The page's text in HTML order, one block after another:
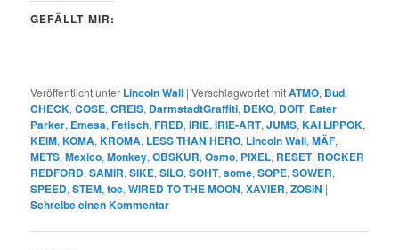
GEFÄLLT MIR:
Veröffentlicht unter Lincoln Wall |Verschlagwortet mitATMO, Bud,
CHECK,COSE,CREIS, DarmstadtGraffiti, DEKO, DOIT, Eater
Parker, Emesa,Fetisch,FRED,IRIE,IRIE-ART,JUMS,KAI LIPPOK,
KEIM,KOMA,KROMA, LESS THAN HERO, Lincoln Wall,MÄF,
METS,Mexico,Monkey,OBSKUR,Osmo, PIXEL, RESET, ROCKER
REDFORD,SAMIR,SIKE,SILO,SOHT,some,SOPE,SOWER,
SPEED,STEM,toe,WIRED TO THE MOON,XAVIER,ZOSIN |
Schreibe einen Kommentar